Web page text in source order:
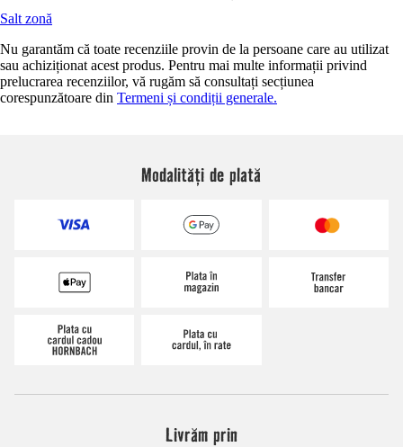
Salt zonă
Nu garantăm că toate recenziile provin de la persoane care au utilizat
sau achiziționat acest produs. Pentru mai multe informații privind
prelucrarea recenziilor, vă rugăm să consultați secțiunea
corespunzătoare din Termeni și condiții generale.
Modalități de plată
Livrăm prin